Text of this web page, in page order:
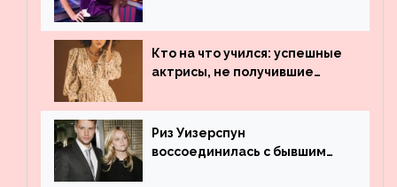
популярности и выложила
архивные фото
Кто на что учился: успешные
актрисы, не получившие
Риз Уизерспун
воссоединилась с бывшим